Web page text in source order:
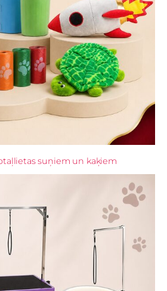
suņiem un kaķiem